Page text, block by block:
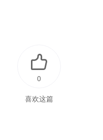
喜欢这篇
0